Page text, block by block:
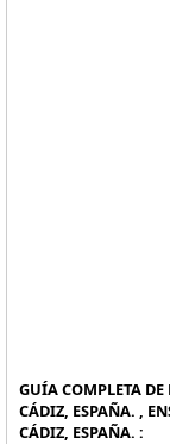
GUÍA COMPLETA DE
CÁDIZ, ESPAÑA. ,
CÁDIZ, ESPAÑA. :